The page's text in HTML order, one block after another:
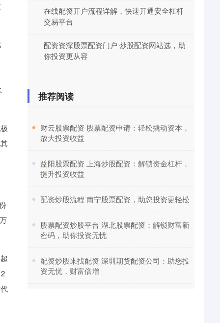
在线配资开户流程详解，快速开通安全杠杆
交易平台
配资资深股票配资门户 炒股配资网站选，助
你投资更从容
推荐阅读
​财云股票配资 股票配资申请：轻松撬动资本，
放大投资收益
​益阳股票配资 上海炒股配资：解锁资金杠杆，
提升投资收益
​配资炒股流程 南宁股票配资，助您投资更轻松
​股票配资炒股平台 湖北股票配资：解锁财富新
密码，助你投资无忧
​配资炒股来找配资 深圳期货配资公司：助您投
资无忧，财富倍增